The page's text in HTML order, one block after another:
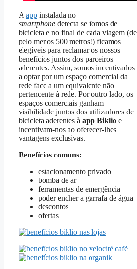
A app instalada no
smartphone detecta se fomos de
bicicleta e no final de cada viagem (de
pelo menos 500 metros!) ficamos
elegíveis para reclamar os nossos
benefícios juntos dos parceiros
aderentes. Assim, somos incentivados
a optar por um espaço comercial da
rede face a um equivalente não
pertencente à rede. Por outro lado, os
espaços comerciais ganham
visibilidade juntos dos utilizadores de
bicicleta aderentes à app Biklio e
incentivam-nos ao oferecer-lhes
vantagens exclusivas.
Benefícios comuns:
estacionamento privado
bomba de ar
ferramentas de emergência
poder encher a garrafa de água
descontos
ofertas